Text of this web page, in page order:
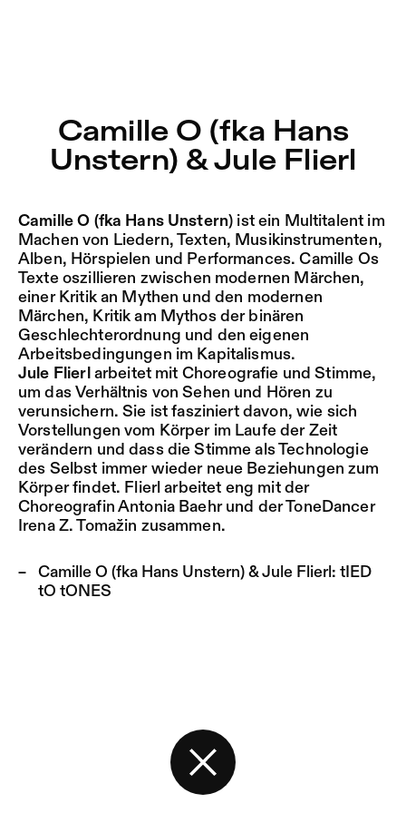
Zu Aktuelles springen
Zu Seiten springen
Jobs
Jubiläumssaison
Camille O (fka Hans
Unstern) & Jule Flierl
Camille O (fka Hans Unstern) ist ein Multitalent im
Machen von Liedern, Texten, Musikinstrumenten,
Alben, Hörspielen und Performances. Camille Os
Texte oszillieren zwischen modernen Märchen,
einer Kritik an Mythen und den modernen
Märchen, Kritik am Mythos der binären
Geschlechterordnung und den eigenen
Arbeitsbedingungen im Kapitalismus.
Jule Flierl arbeitet mit Choreografie und Stimme,
um das Verhältnis von Sehen und Hören zu
verunsichern. Sie ist fasziniert davon, wie sich
Vorstellungen vom Körper im Laufe der Zeit
verändern und dass die Stimme als Technologie
des Selbst immer wieder neue Beziehungen zum
Körper findet. Flierl arbeitet eng mit der
Choreografin Antonia Baehr und der ToneDancer
Irena Z. Tomažin zusammen.
Camille O (fka Hans Unstern) & Jule Flierl: tIED
tO tONES
Zurück zur Startseite